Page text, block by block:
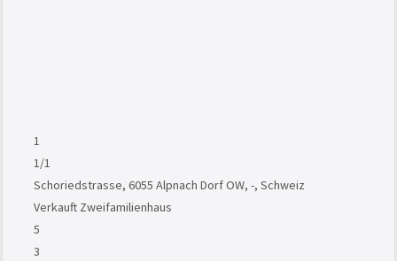
1
1/1
Schoriedstrasse, 6055 Alpnach Dorf OW, -, Schweiz
Verkauft Zweifamilienhaus
5
3